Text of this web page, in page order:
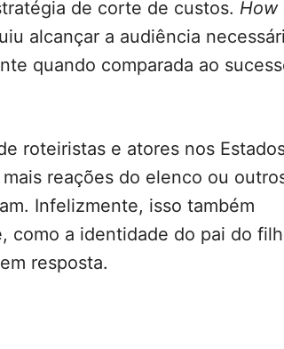
de corte de custos. How
alcançar a audiência
quando comparada ao
roteiristas e atores nos
reações do elenco ou
Infelizmente, isso também
como a identidade do pai do
resposta.